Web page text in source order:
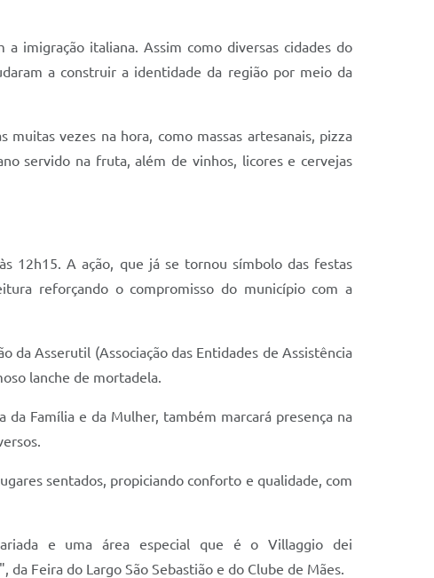
imigração italiana. Assim como diversas cidades do
a construir a identidade da região por meio da
vezes na hora, como massas artesanais, pizza
servido na fruta, além de vinhos, licores e cervejas
12h15. A ação, que já se tornou símbolo das festas
reforçando o compromisso do município com a
da Asserutil (Associação das Entidades de Assistência
lanche de mortadela.
Família e da Mulher, também marcará presença na
sentados, propiciando conforto e qualidade, com
e uma área especial que é o Villaggio dei
Feira do Largo São Sebastião e do Clube de Mães.